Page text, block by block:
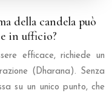
della candela può
in ufficio?
efficace, richiede un
(Dharana). Senza
su un unico punto, che